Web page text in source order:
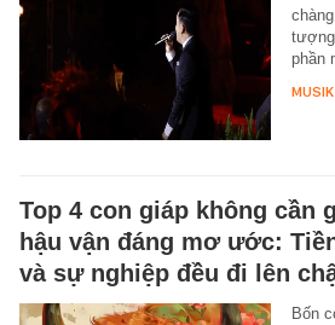
phần
MUSIK
Top 4 con giáp không cần
hậu vận đáng mơ ước:
và sự nghiệp đều đi lên
Bốn